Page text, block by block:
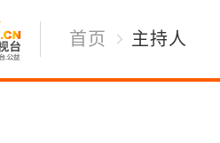
首页 主持人